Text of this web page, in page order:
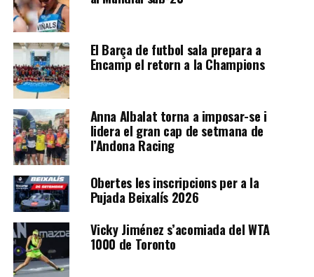
El Barça de futbol sala prepara a
Encamp el retorn a la Champions
Anna Albalat torna a imposar-se i
lidera el gran cap de setmana de
l’Andona Racing
Obertes les inscripcions per a la
Pujada Beixalís 2026
Vicky Jiménez s’acomiada del WTA
1000 de Toronto